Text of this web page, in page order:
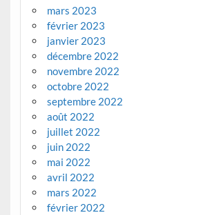
mars 2023
février 2023
janvier 2023
décembre 2022
novembre 2022
octobre 2022
septembre 2022
août 2022
juillet 2022
juin 2022
mai 2022
avril 2022
mars 2022
février 2022